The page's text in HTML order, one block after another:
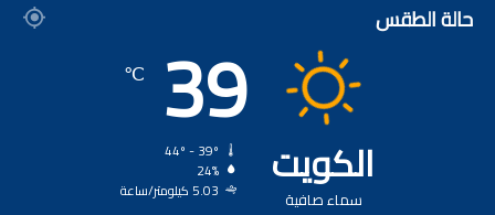
حالة الطقس
الكويت
سماء صافية
39
℃
24%
5.03 كيلومتر/ساعة